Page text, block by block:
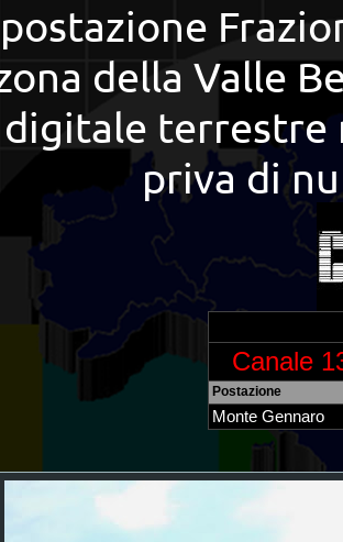
della Valle
digitale
priva di
Canale
Postazione
Monte Gennaro